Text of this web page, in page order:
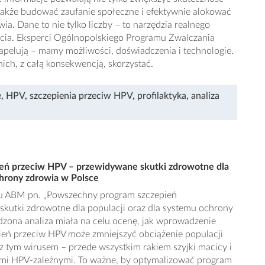
budować zaufanie społeczne i efektywnie alokować
Dane to nie tylko liczby – to narzędzia realnego
Eksperci Ogólnopolskiego Programu Zwalczania
– mamy możliwości, doświadczenia i technologie.
z całą konsekwencją, skorzystać.
, HPV, szczepienia przeciw HPV, profilaktyka, analiza
przeciw HPV – przewidywane skutki zdrowotne dla
zdrowia w Polsce
pn. „Powszechny program szczepień
zdrowotne dla populacji oraz dla systemu ochrony
analiza miała na celu ocenę, jak wprowadzenie
przeciw HPV może zmniejszyć obciążenie populacji
tym wirusem – przede wszystkim rakiem szyjki macicy i
HPV-zależnymi. To ważne, by optymalizować program